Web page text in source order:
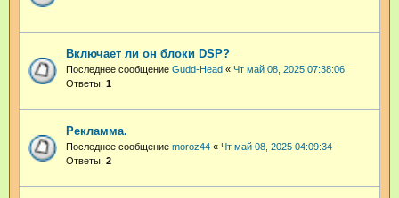
Включает ли он блоки DSP?
Последнее сообщение Gudd-Head « Чт май 08, 2025 07:38:06
Ответы: 1
Рекламма.
Последнее сообщение moroz44 « Чт май 08, 2025 04:09:34
Ответы: 2